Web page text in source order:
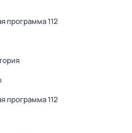
программа 112
программа 112